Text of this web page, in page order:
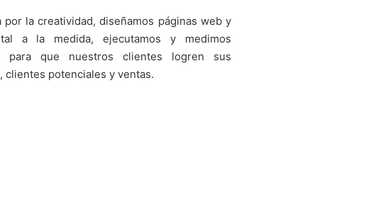
por la creatividad, diseñamos páginas web y
a la medida, ejecutamos y medimos
para que nuestros clientes logren sus
potenciales y ventas.